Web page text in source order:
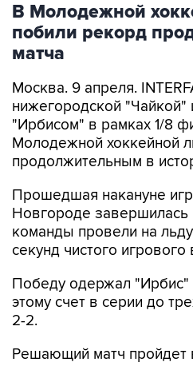
В Молодежной
побили рекорд
матча
Москва. 9 апреля.
нижегородской "Чайкой"
"Ирбисом" в рамках 1/8
Молодежной хоккейной
продолжительным в
Прошедшая накануне
Новгороде завершилась
команды провели на
секунд чистого
Победу одержал "Ирбис"
этому счет в серии до
2-2.
Решающий матч пройдет